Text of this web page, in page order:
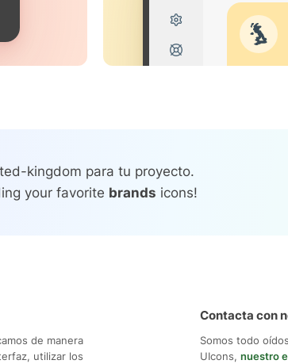
kingdom para tu proyecto.
your favorite brands icons!
de manera
utilizar los
Contacta con
Somos todo
UIcons, nuestro